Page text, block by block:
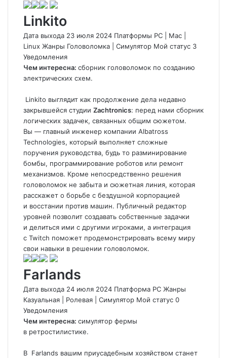
Linkito
Дата выхода 23 июля 2024 Платформы PC Mac
Linux Жанры Головоломка
Симулятор Мой статус 3
Уведомления
Чем интересна: сборник головоломок по созданию
электрических схем.
Linkito выглядит как продолжение дела недавно
закрывшейся студии Zachtronics: перед нами сборник
логических задачек, связанных общим сюжетом.
Вы — главный инженер компании Albatross
Technologies, который выполняет сложные
поручения руководства, будь то разминирование
бомбы, программирование роботов или ремонт
механизмов. Кроме непосредственно решения
головоломок не забыта и сюжетная линия, которая
расскажет о борьбе с бездушной корпорацией
и восстании против машин. Публичный редактор
уровней позволит создавать собственные задачки
и делиться ими с другими игроками, а интеграция
с Twitch поможет продемонстрировать всему миру
свои навыки в решении головоломок.
Farlands
Дата выхода 24 июля 2024 Платформа PC Жанры
Казуальная
Ролевая Симулятор Мой статус 0
Уведомления
Чем интересна: симулятор фермы
в ретростилистике.
В Farlands вашим приусадебным хозяйством станет